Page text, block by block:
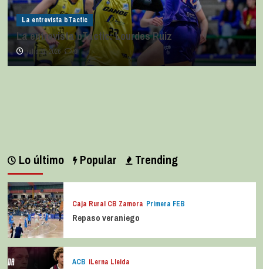
La entrevista bTactic
La entrevista bTactic: Lourdes Ruiz
julio 11, 2026 0
Lo último Popular Trending
Caja Rural CB Zamora Primera FEB
Repaso veraniego
ACB iLerna Lleida